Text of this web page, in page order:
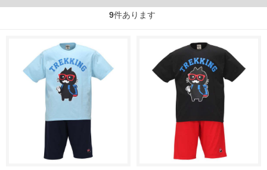
9件あります